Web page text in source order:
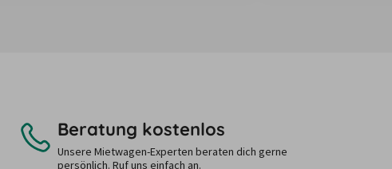
Beratung kostenlos
Unsere Mietwagen-Experten beraten dich gerne
persönlich. Ruf uns einfach an.